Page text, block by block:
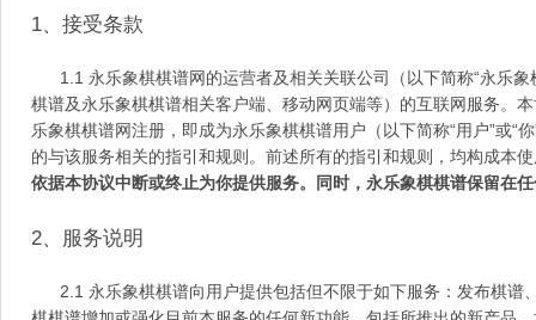
1、接受条款
1.1 永乐象棋棋谱网的运营者及相关关联公司（以下简称“永乐象
棋谱及永乐象棋棋谱相关客户端、移动网页端等）的互联网服务。
乐象棋棋谱网注册，即成为永乐象棋棋谱用户（以下简称“用户”或“你
的与该服务相关的指引和规则。前述所有的指引和规则，均构成本
依据本协议中断或终止为你提供服务。同时，永乐象棋棋谱保留在
2、服务说明
2.1 永乐象棋棋谱向用户提供包括但不限于如下服务：发布棋